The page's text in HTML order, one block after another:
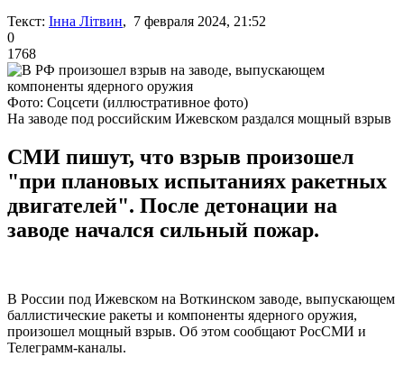
Текст: Інна Літвин, 7 февраля 2024, 21:52
0
1768
Фото: Соцсети (иллюстративное фото)
На заводе под российским Ижевском раздался мощный взрыв
СМИ пишут, что взрыв произошел
"при плановых испытаниях ракетных
двигателей". После детонации на
заводе начался сильный пожар.
В России под Ижевском на Воткинском заводе, выпускающем
баллистические ракеты и компоненты ядерного оружия,
произошел мощный взрыв. Об этом сообщают РосСМИ и
Телеграмм-каналы.